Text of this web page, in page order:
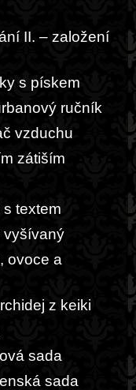
II. – založení
s pískem
ručník
vzduchu
zátiším
textem
vyšívaný
ovoce a
z keiki
sada
sada